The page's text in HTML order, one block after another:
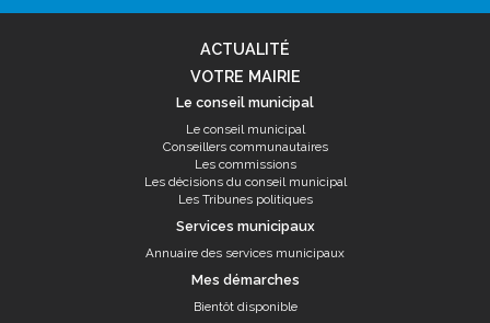
ACTUALITÉ
VOTRE MAIRIE
Le conseil municipal
Le conseil municipal
Conseillers communautaires
Les commissions
Les décisions du conseil municipal
Les Tribunes politiques
Services municipaux
Annuaire des services municipaux
Mes démarches
Bientôt disponible